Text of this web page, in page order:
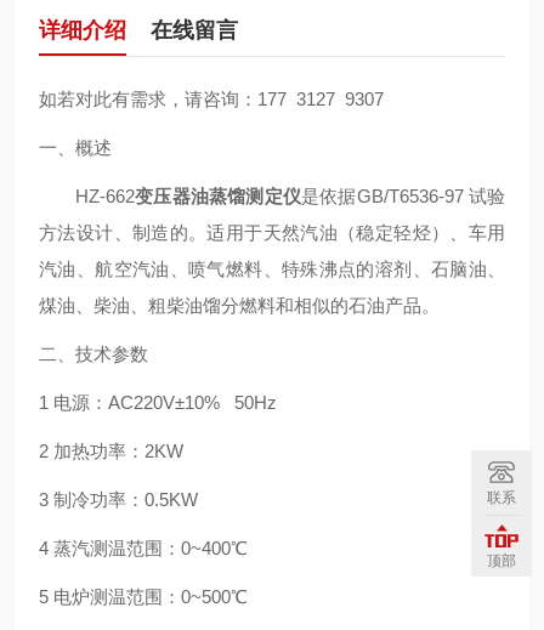
详细介绍 在线留言
如若对此有需求，请咨询： 177 3127 9307
一、概述
HZ-662变压器油蒸馏测定仪是依据GB/T6536-97 试验
方法设计、制造的。适用于天然汽油（稳定轻烃）、车用
汽油、航空汽油、喷气燃料、特殊沸点的溶剂、石脑油、
煤油、柴油、粗柴油馏分燃料和相似的石油产品。
二、技术参数
1 电源：AC220V±10% 50Hz
2 加热功率：2KW
3 制冷功率：0.5KW
4 蒸汽测温范围：0~400℃
5 电炉测温范围：0~500℃
联系
顶部